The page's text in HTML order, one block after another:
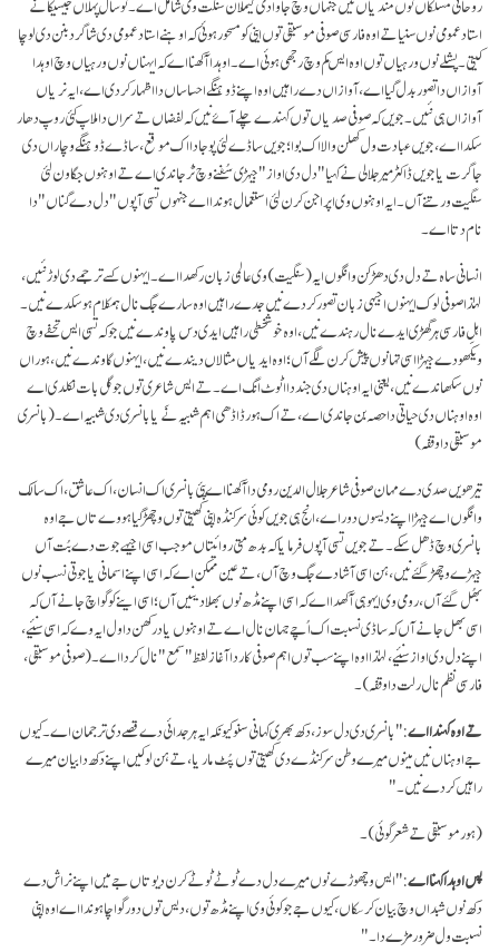
استاد عمومی نوں سنیا تے اوہ فارسی صوفی موسیقی توں اینی کو مسحور ہوئی کہ اوہنے استاد عمومی دی شاگرد بنن دی لوچا
کیتی۔ پشلے نوں ورہیاں توں اوہ ایس کم وچ رجھی ہوئی اے۔ اوہدا آکھنا اے کہ ایہناں نوں ورہیاں وچ اوہدا
آوازاں دا تصور بدل گیا اے، آوازاں دے راہیں اوہ اپنے ڈوہنگے احساساں دا اظہار کردی اے، ایہ نریاں
آوازاں ہی نئیں۔ جویں کہ صوفی صدیاں توں کہندے چلے آۓ نیں کہ لفضاں تے سراں دا ملاپ کئی روپ دھار
سکدا اے، جویں عبادت ول کھلن والا اک بوا؛ جویں ساڈے لئی پوجا دا اک موقع، ساڈے ڈوہنگے وچاراں دی
جاگرت یا جویں ڈاکٹر میر جلالی نے کہیا "دل دی اواز" جیہڑی سُفنے وچ ٹُر جاندی اے تے اوہنوں جگاون لئی
سنگیت ورتنے آں۔ ایہ اوہنوں وی اپراجن کرن لئی استعمال ہوندا اے جنہوں تسی آپوں "دل دے گناں" دا
نام دتا اے۔
انسانی ساہ تے دل دی دھڑکن وانگوں ایہ (سنگیت) وی عالمی زبان رکھدا اے۔ ایہنوں کسے ترجمے دی لوڑ نئیں،
لہٰذا صوفی لوک ایہنوں اجیہی زبان تصور کردے نیں جدے راہیں اوہ سارے جگ نال ہمکلام ہو سکدے نیں۔
اہلِ فارسی ہر گھڑی ایدے نال رہندے نیں، اوہ خوشخطی راہیں ایدی دس پاوندے نیں جو کہ تسی ایس تحفے وچ
ویکھو دے جیہڑا اسی تہانوں پیش کرن لگے آں؛ اوہ ایدیاں مثالاں دیندے نیں، ایہنوں گاوندے نیں، ہوراں
نوں سکھاندے نیں، یعنی ایہ اوہناں دی جند دا اٹوٹ انگ اے۔ تے ایس شاعری توں جو گل بات نکلدی اے
اوہ اوہناں دی حیاتی دا حصہ بن جاندی اے، تے اک ہور ڈاڈھی اہم شبیہ نَے یا بانسری دی شبیہ اے۔ (بانسری
موسیقی دا وقفہ)
تیرھویں صدی دے مہان صوفی شاعر جلال الدین رومی دا آکھنا اے پئی بانسری اک انسان، اک عاشق، اک سالک
وانگوں اے جیہڑا اپنے دیسوں دور اے، انج ہی جویں کوئی سرکنڈہ اپنی کھیتی توں وچھڑ گیا ہووے تاں جے اوہ
بانسری وچ ڈھل سکے۔ تے جویں تسی آپوں فرمایا کہ بدھ متی روائیتاں موجب اسی اجیہے جوت دے بُت آں
جیہڑے وچھڑ گئے نیں، ہن اسی آشا دے جگ وچ آں، تے عین ممکن اے کہ اسی اپنے اسمانی یا جوتی نسب نوں
بھُل گئے آں، رومی وی ایہو ہی آکھدا اے کہ اسی اپنے مڈھ نوں بھلا دینیں آں؛ اسی اینے کو گواچ جانے آں کہ
اسی بھل جانے آں کہ ساڈی نسبت اک اُچے جہان نال اے تے اوہنوں یاد رکھن دا ول ایہ وے کہ اسی سنئیے،
اپنے دل دی اواز سنئیے، لہٰذا اوہ اپنے سب توں اہم صوفی کار دا آغاز لفظ "سمع" نال کردا اے۔ ( صوفی موسیقی،
فارسی نظم نال رلت دا وقفہ)۔
تے اوہ کہندا اے: "بانسری دی دل سوز، دکھ بھری کہانی سنو کیونکہ ایہ ہر جدائی دے قصے دی ترجمان اے۔ کیوں
جے اوہناں نیں مینوں میرے وطن سرکنڈے دی کھیتی توں پُٹ ماریا، تے ہن لوکیں اپنے دکھ دا بیان میرے
راہیں کردے نیں۔"
(ہور موسیقی تے شعر گوئی)۔
پس اوہدا کہنا اے:" ایس وچھوڑے نوں میرے دل دے ٹوٹے ٹوٹے کرن دیو تاں جے میں اپنے نراش دے
دکھ نوں شبداں وچ بیان کر سکاں، کیوں جے جو کوئی وی اپنے مڈھ توں، دیس توں دور گواچا ہوندا اے اوہ اپنی
نسبت ول ضرور مڑے دا۔"